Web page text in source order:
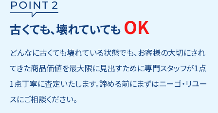
古くても、壊れていても OK
どんなに古くても壊れている状態でも、お客様の大切にされ
てきた商品価値を最大限に見出すために専門スタッフが1点
1点丁寧に査定いたします。諦める前にまずはニーゴ・リユー
スにご相談ください。